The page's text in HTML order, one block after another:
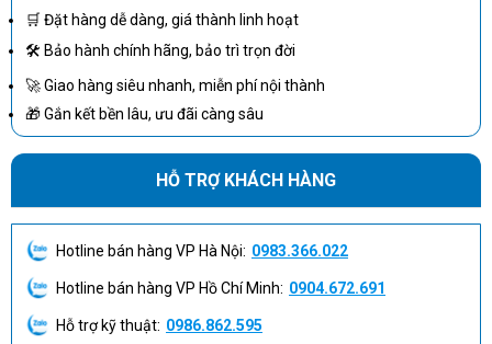
Kết nối wifi tiện lợi
Với tích hợp kết nối wifi, camera Hikvision Robot DS-2CV2Q01EFD-
🛒 Đặt hàng dễ dàng, giá thành linh hoạt
🛠 Bảo hành chính hãng, bảo trì trọn đời
🚀 Giao hàng siêu nhanh, miễn phí nội thành
🎁 Gắn kết bền lâu, ưu đãi càng sâu
HỖ TRỢ KHÁCH HÀNG
Hotline bán hàng VP Hà Nội: 0983.366.022
Hotline bán hàng VP Hồ Chí Minh: 0904.672.691
Hỗ trợ kỹ thuật: 0986.862.595